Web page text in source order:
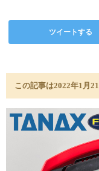
ツイートする
この記事は2022年1月